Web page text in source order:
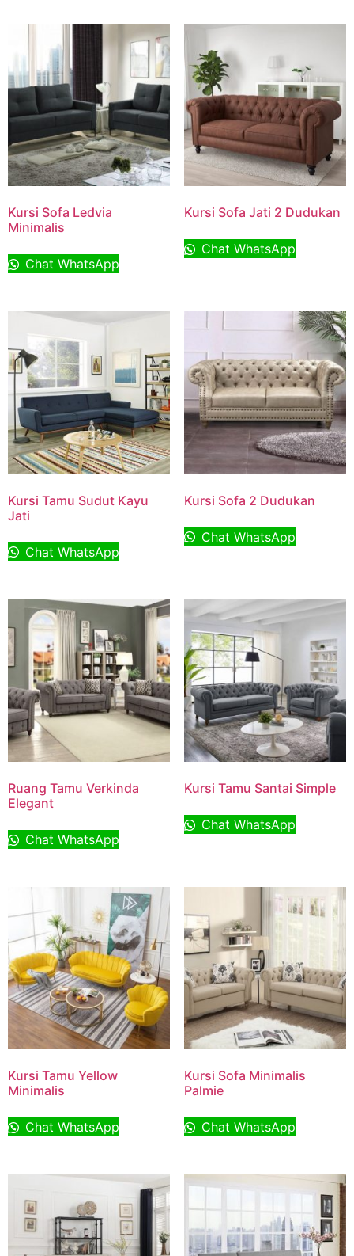
Kursi Sofa Ledvia
Minimalis
Chat WhatsApp
Kursi Sofa Jati 2 Dudukan
Chat WhatsApp
Kursi Tamu Sudut Kayu
Jati
Chat WhatsApp
Kursi Sofa 2 Dudukan
Chat WhatsApp
Ruang Tamu Verkinda
Elegant
Chat WhatsApp
Kursi Tamu Santai Simple
Chat WhatsApp
Kursi Tamu Yellow
Minimalis
Chat WhatsApp
Kursi Sofa Minimalis
Palmie
Chat WhatsApp